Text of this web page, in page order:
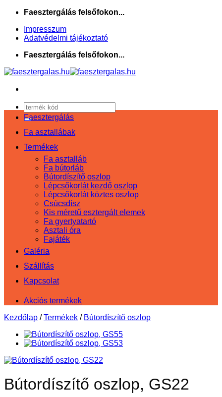
Skip
content
Faesztergálás felsőfokon...
Impresszum
Adatvédelmi tájékoztató
Faesztergálás felsőfokon...
Keresés
a
következőre:
Faesztergálás
Fa asztallábak
Termékek
Fa asztalláb
Fa bútorláb
Bútordíszítő oszlop
Lépcsőkorlát kezdő oszlop
Lépcsőkorlát köztes oszlop
Csúcsdísz
Kis méretű esztergált elemek
Fa gyertyatartó
Asztali óra
Fajáték
Galéria
Szállítás
Kapcsolat
Akciós termékek
Kezdőlap / Termékek / Bútordíszítő oszlop
Bútordíszítő oszlop, GS22